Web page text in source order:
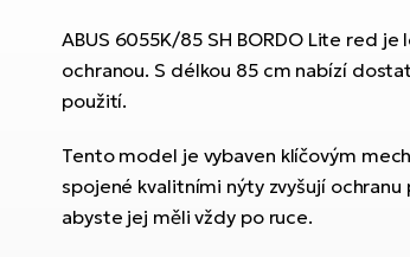
ABUS 6055K/85 SH BORDO Lite red
ochranou. S délkou 85 cm nabízí
použití.
Tento model je vybaven klíčovým
spojené kvalitními nýty zvyšují
abyste jej měli vždy po ruce.